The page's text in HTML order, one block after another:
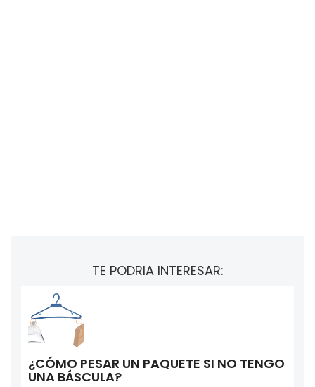
TE PODRIA INTERESAR:
¿CÓMO PESAR UN PAQUETE SI NO TENGO
UNA BÁSCULA?